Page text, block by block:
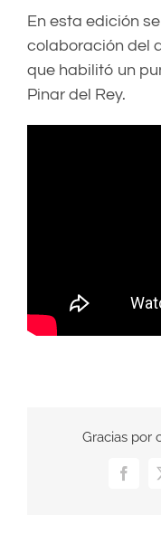
En esta edición
colaboración del
que habilitó un
Pinar del Rey.
Gracias por